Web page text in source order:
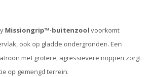
Missiongrip™-buitenzool voorkomt
ook op gladde ondergronden. Een
met grotere, agressievere noppen zorgt
op gemengd terrein.